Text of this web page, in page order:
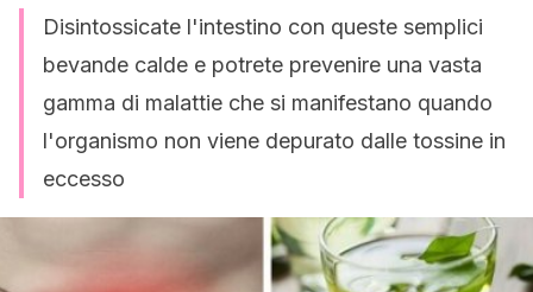
Disintossicate l'intestino con queste semplici
bevande calde e potrete prevenire una vasta
gamma di malattie che si manifestano quando
l'organismo non viene depurato dalle tossine in
eccesso